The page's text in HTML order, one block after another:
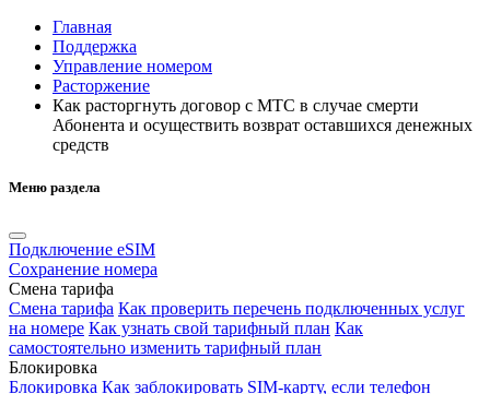
Главная
Поддержка
Управление номером
Расторжение
Как расторгнуть договор с МТС в случае смерти
Абонента и осуществить возврат оставшихся денежных
средств
Меню раздела
Подключение eSIM
Сохранение номера
Смена тарифа
Смена тарифа Как проверить перечень подключенных услуг
на номере Как узнать свой тарифный план Как
самостоятельно изменить тарифный план
Блокировка
Блокировка Как заблокировать SIM-карту, если телефон